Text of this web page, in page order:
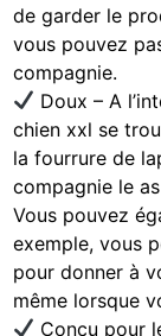
de garder le
vous pouvez
compagnie.
Doux – A
chien xxl se
la fourrure de
compagnie le
Vous pouvez
exemple, vous
pour donner à
même lorsque
Conçu pour